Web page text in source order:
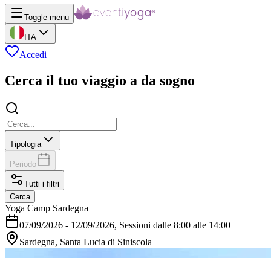
Toggle menu
ITA
Accedi
Cerca il tuo viaggio a da sogno
Tipologia
Periodo
Tutti i filtri
Cerca
Yoga Camp Sardegna
07/09/2026 - 12/09/2026, Sessioni dalle 8:00 alle 14:00
Sardegna, Santa Lucia di Siniscola